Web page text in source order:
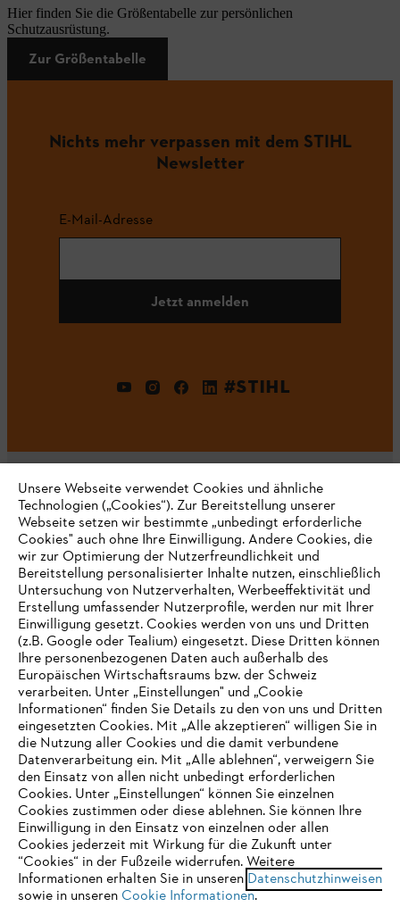
Hier finden Sie die Größentabelle zur persönlichen
Schutzausrüstung.
Zur Größentabelle
Nichts mehr verpassen mit dem STIHL
Newsletter
E-Mail-Adresse
Jetzt anmelden
#STIHL
Unternehmen
Häufig gestellte Fragen
Support
Datenschutz Impressum Cookies
Rechtliche Informationen
STIHL VERTRIEBS AG, 8617 Mönchaltorf
IHR BROWSER WIRD NICHT
UNTERSTÜTZT
Sie nutzen einen Browser, den wir noch nicht unterstützen. Für
eine optimale Nutzung unserer Seite empfehlen wir Ihnen, zu
einem der folgenden Browser zu wechseln:
Unsere Webseite verwendet Cookies und ähnliche
Technologien („Cookies“). Zur Bereitstellung unserer
Webseite setzen wir bestimmte „unbedingt erforderliche
Cookies" auch ohne Ihre Einwilligung. Andere Cookies, die
wir zur Optimierung der Nutzerfreundlichkeit und
Bereitstellung personalisierter Inhalte nutzen, einschließlich
Untersuchung von Nutzerverhalten, Werbeeffektivität und
Erstellung umfassender Nutzerprofile, werden nur mit Ihrer
Einwilligung gesetzt. Cookies werden von uns und Dritten
(z.B. Google oder Tealium) eingesetzt. Diese Dritten können
Ihre personenbezogenen Daten auch außerhalb des
Europäischen Wirtschaftsraums bzw. der Schweiz
verarbeiten. Unter „Einstellungen" und „Cookie
Informationen“ finden Sie Details zu den von uns und Dritten
eingesetzten Cookies. Mit „Alle akzeptieren“ willigen Sie in
die Nutzung aller Cookies und die damit verbundene
Datenverarbeitung ein. Mit „Alle ablehnen“, verweigern Sie
den Einsatz von allen nicht unbedingt erforderlichen
Cookies. Unter „Einstellungen“ können Sie einzelnen
Cookies zustimmen oder diese ablehnen. Sie können Ihre
Einwilligung in den Einsatz von einzelnen oder allen
Cookies jederzeit mit Wirkung für die Zukunft unter
“Cookies“ in der Fußzeile widerrufen. Weitere
Informationen erhalten Sie in unseren Datenschutzhinweisen
sowie in unseren Cookie Informationen.